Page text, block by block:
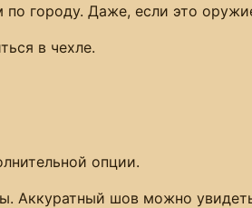
городу. Даже, если это
в чехле.
опции.
Аккуратный шов можно